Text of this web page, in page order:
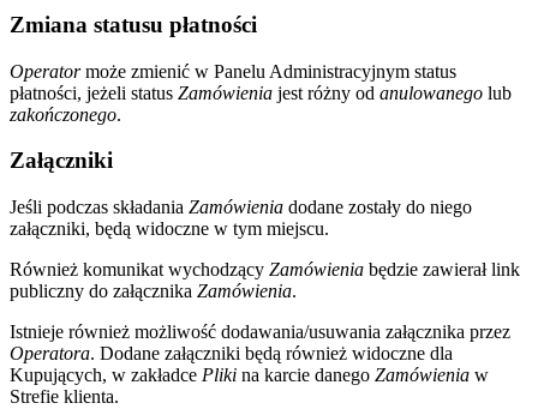
Zmiana statusu płatności
Operatormoże zmienić w Panelu Administracyjnym status
płatności, jeżeli status Zamówienia jest różny od anulowanego lub
zakończonego.
Załączniki
Jeśli podczas składania Zamówienia dodane zostały do niego
załączniki, będą widoczne w tym miejscu.
Również komunikat wychodzący Zamówienia będzie zawierał link
publiczny do załącznika Zamówienia.
Istnieje również możliwość dodawania/usuwania załącznika przez
Operatora. Dodane załączniki będą również widoczne dla
Kupujących, w zakładce Pliki na karcie danego Zamówienia w
Strefie klienta.